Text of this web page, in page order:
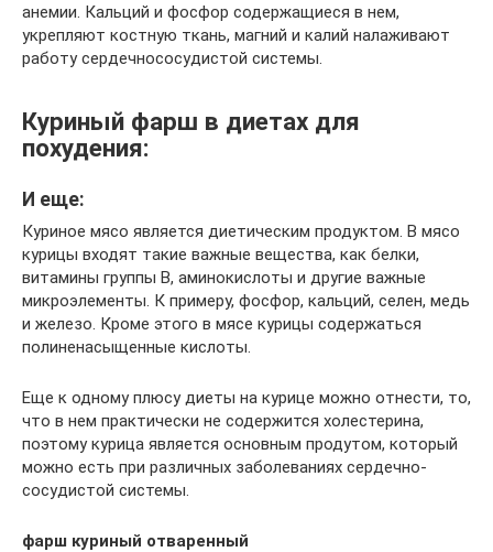
анемии. Кальций и фосфор содержащиеся в нем,
укрепляют костную ткань, магний и калий налаживают
работу сердечнососудистой системы.
Куриный фарш в диетах для
похудения:
И еще:
Куриное мясо является диетическим продуктом. В мясо
курицы входят такие важные вещества, как белки,
витамины группы В, аминокислоты и другие важные
микроэлементы. К примеру, фосфор, кальций, селен, медь
и железо. Кроме этого в мясе курицы содержаться
полиненасыщенные кислоты.
Еще к одному плюсу диеты на курице можно отнести, то,
что в нем практически не содержится холестерина,
поэтому курица является основным продутом, который
можно есть при различных заболеваниях сердечно-
сосудистой системы.
фарш куриный отваренный